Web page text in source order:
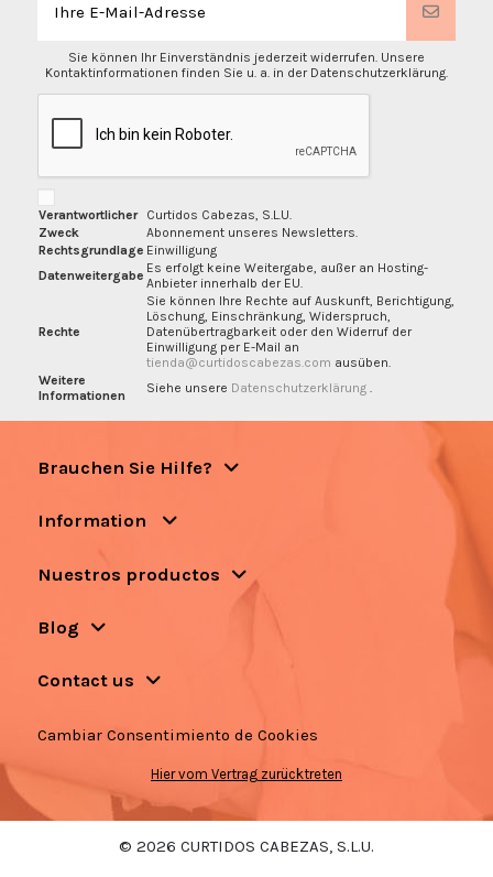
Sie können Ihr Einverständnis jederzeit widerrufen. Unsere
Kontaktinformationen finden Sie u. a. in der Datenschutzerklärung.
Verantwortlicher
Curtidos Cabezas, S.L.U.
Zweck
Abonnement unseres Newsletters.
Rechtsgrundlage Einwilligung
Datenweitergabe Es erfolgt keine Weitergabe, außer an Hosting-
Anbieter innerhalb der EU.
Rechte
Sie können Ihre Rechte auf Auskunft, Berichtigung,
Löschung, Einschränkung, Widerspruch,
Datenübertragbarkeit oder den Widerruf der
Einwilligung per E-Mail an
tienda@curtidoscabezas.com ausüben.
Weitere
Informationen
Siehe unsere Datenschutzerklärung
Brauchen Sie Hilfe?
Information
Nuestros productos
Blog
Contact us
Cambiar Consentimiento de Cookies
Hier vom Vertrag zurücktreten
© 2026 CURTIDOS CABEZAS, S.L.U.